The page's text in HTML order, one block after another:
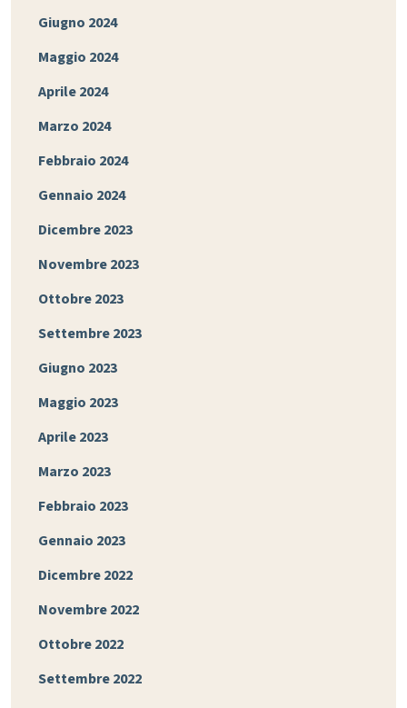
Giugno 2024
Maggio 2024
Aprile 2024
Marzo 2024
Febbraio 2024
Gennaio 2024
Dicembre 2023
Novembre 2023
Ottobre 2023
Settembre 2023
Giugno 2023
Maggio 2023
Aprile 2023
Marzo 2023
Febbraio 2023
Gennaio 2023
Dicembre 2022
Novembre 2022
Ottobre 2022
Settembre 2022